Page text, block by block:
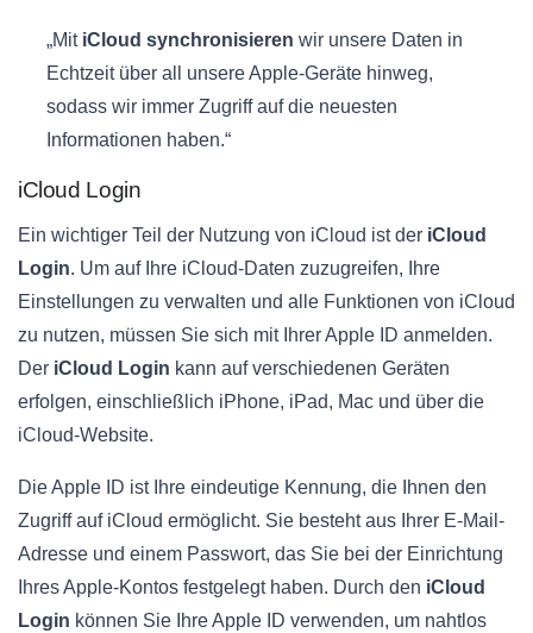
„Mit iCloud synchronisieren wir unsere Daten in
Echtzeit über all unsere Apple-Geräte hinweg,
sodass wir immer Zugriff auf die neuesten
Informationen haben.“
iCloud Login
Ein wichtiger Teil der Nutzung von iCloud ist der iCloud
Login. Um auf Ihre iCloud-Daten zuzugreifen, Ihre
Einstellungen zu verwalten und alle Funktionen von iCloud
zu nutzen, müssen Sie sich mit Ihrer Apple ID anmelden.
Der iCloud Login kann auf verschiedenen Geräten
erfolgen, einschließlich iPhone, iPad, Mac und über die
iCloud-Website.
Die Apple ID ist Ihre eindeutige Kennung, die Ihnen den
Zugriff auf iCloud ermöglicht. Sie besteht aus Ihrer E-Mail-
Adresse und einem Passwort, das Sie bei der Einrichtung
Ihres Apple-Kontos festgelegt haben. Durch den iCloud
Login können Sie Ihre Apple ID verwenden, um nahtlos